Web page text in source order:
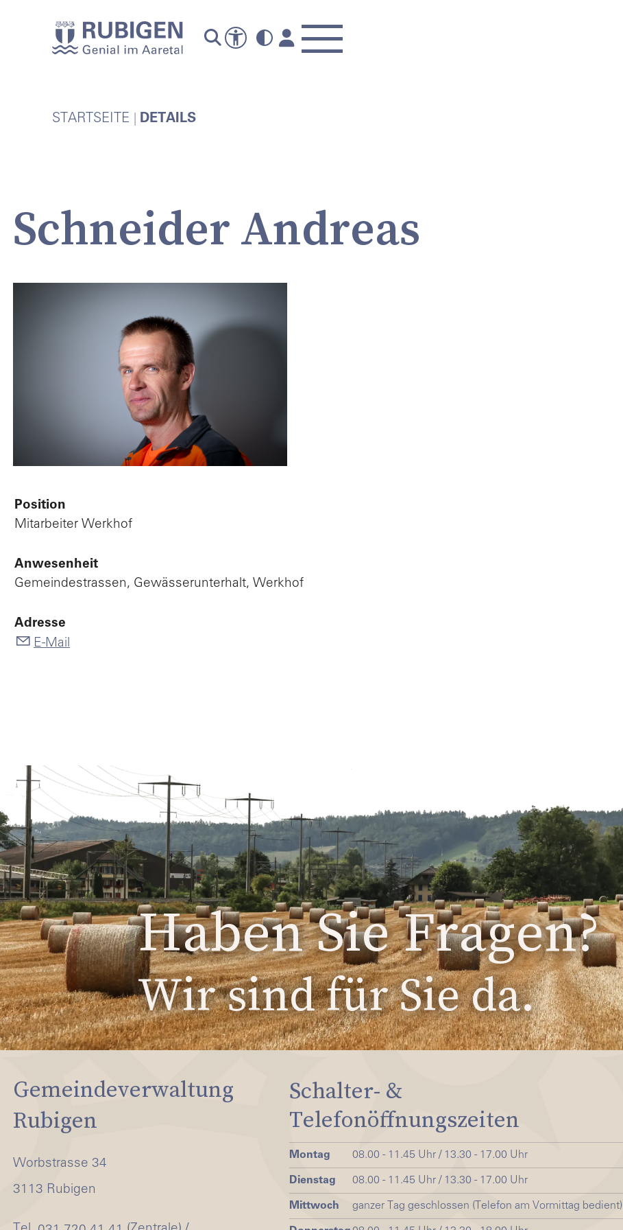
Portrait
Politik &
STARTSEITE DETAILS
Schneider Andreas
Position
Mitarbeiter Werkhof
Anwesenheit
Gemeindestrassen, Gewässerunterhalt, Werkhof
Adresse
E-Mail
Haben Sie Fragen?
Wir sind für Sie da.
Gemeindeverwaltung
Rubigen
Worbstrasse 34
3113 Rubigen
Schalter- &
Telefonöffnungszeiten
Montag 08.00 - 11.45 Uhr / 13.30 - 17.00 Uhr
Dienstag 08.00 - 11.45 Uhr / 13.30 - 17.00 Uhr
Mittwoch ganzer Tag geschlossen (Telefon am Vormittag bedient)